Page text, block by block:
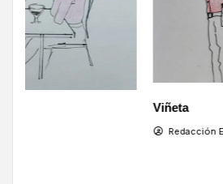
8 agosto, 2026